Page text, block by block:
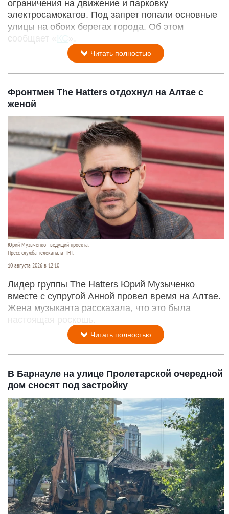
ограничения на движение и парковку
электросамокатов. Под запрет попали основные
улицы на обоих берегах города. Об этом
сообщает « КС
Читать полностью
Фронтмен The Hatters отдохнул на Алтае с
женой
Юрий Музыченко - ведущий проекта.
Пресс-служба телеканала ТНТ.
10 августа 2026 в 12:10
Лидер группы The Hatters Юрий Музыченко
вместе с супругой Анной провел время на Алтае.
Жена музыканта рассказала, что это была
настоящая роскошь.
Читать полностью
В Барнауле на улице Пролетарской очередной
дом сносят под застройку